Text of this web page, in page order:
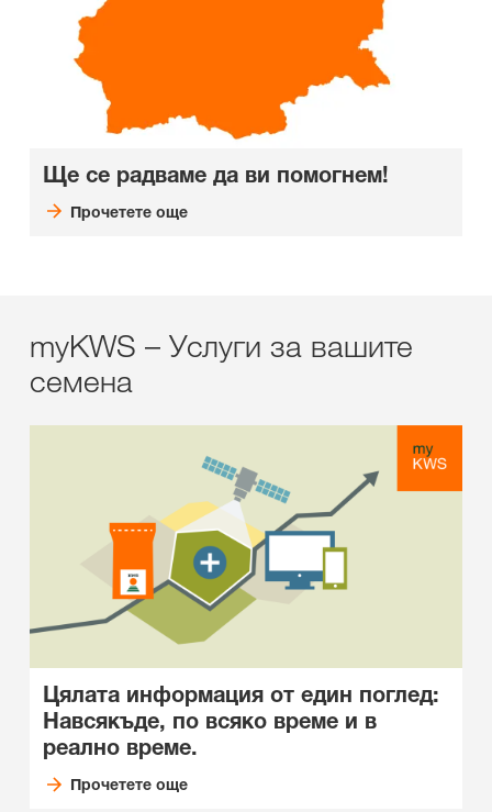
Ще се радваме да ви помогнем!
Прочетете още
myKWS – Услуги за вашите
семена
Цялата информация от един поглед:
Навсякъде, по всяко време и в
реално време.
Прочетете още